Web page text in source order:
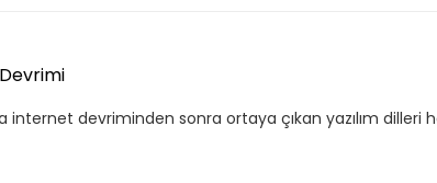
internet devriminden sonra ortaya çıkan yazılım dilleri